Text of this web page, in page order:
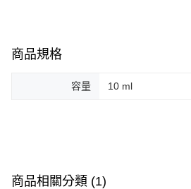
商品規格
容量 10 ml
商品相關分類 (1)